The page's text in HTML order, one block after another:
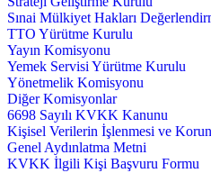
Sınai Mülkiyet Hakları
TTO Yürütme Kurulu
Yayın Komisyonu
Yemek Servisi Yürütme Kurulu
Yönetmelik Komisyonu
Diğer Komisyonlar
6698 Sayılı KVKK Kanunu
Kişisel Verilerin İşlenmesi ve
Genel Aydınlatma Metni
KVKK İlgili Kişi Başvuru Formu